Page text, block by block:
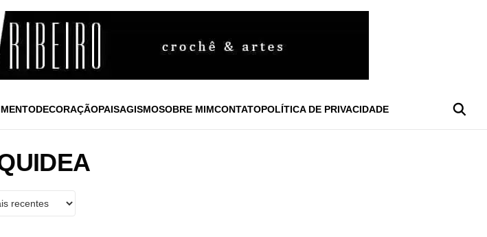
DECORAÇÃOPAISAGISMOSOBRE MIMCONTATOPOLÍTICA DE PRIVACIDADE